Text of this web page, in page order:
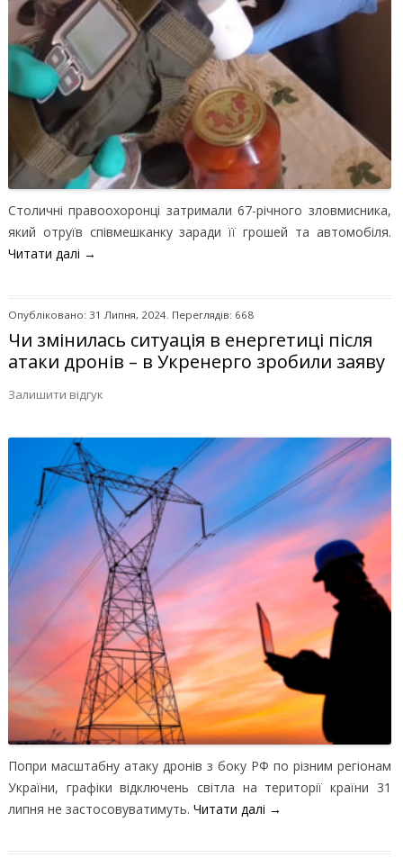
Столичні правоохоронці затримали 67-річного зловмисника,
який отруїв співмешканку заради її грошей та автомобіля.
Читати далі →
Опубліковано: 31 Липня, 2024. Переглядів: 668
Чи змінилась ситуація в енергетиці після
атаки дронів – в Укренерго зробили заяву
Залишити відгук
Попри масштабну атаку дронів з боку РФ по різним регіонам
України, графіки відключень світла на території країни 31
липня не застосовуватимуть. Читати далі →